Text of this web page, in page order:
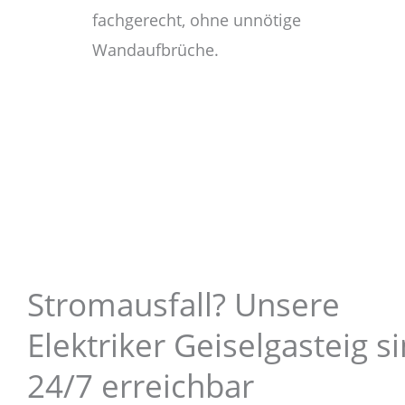
fachgerecht, ohne unnötige
Wandaufbrüche.
Stromausfall? Unsere
Elektriker Geiselgasteig
24/7 erreichbar